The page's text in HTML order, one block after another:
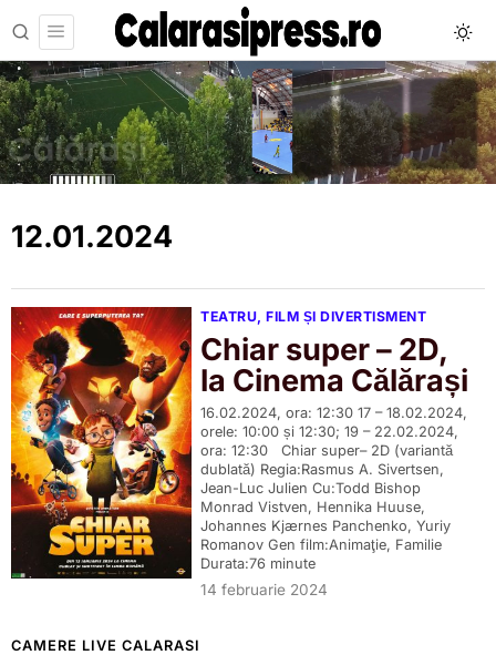
12.01.2024
TEATRU, FILM ȘI DIVERTISMENT
Chiar super – 2D,
la Cinema Călărași
16.02.2024, ora: 12:30 17 – 18.02.2024,
orele: 10:00 și 12:30; 19 – 22.02.2024,
ora: 12:30 Chiar super– 2D (variantă
dublată) Regia:Rasmus A. Sivertsen,
Jean-Luc Julien Cu:Todd Bishop
Monrad Vistven, Hennika Huuse,
Johannes Kjærnes Panchenko, Yuriy
Romanov Gen film:Animaţie, Familie
Durata:76 minute
14 februarie 2024
CAMERE LIVE CALARASI